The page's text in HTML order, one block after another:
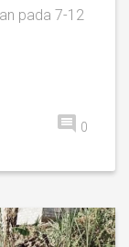
pada 7-12
0